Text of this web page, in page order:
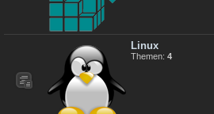
Linux
Themen: 4